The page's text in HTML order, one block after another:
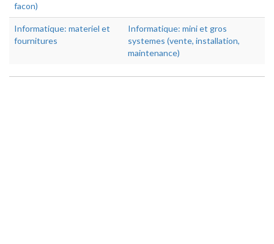
facon)
Informatique: materiel et
fournitures
Informatique: mini et gros
systemes (vente, installation,
maintenance)